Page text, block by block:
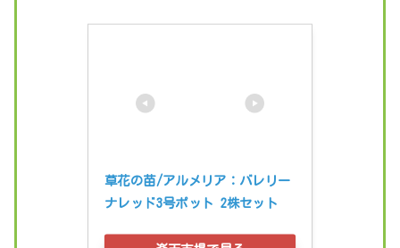
草花の苗/アルメリア：バレリー
ナレッド3号ポット 2株セット